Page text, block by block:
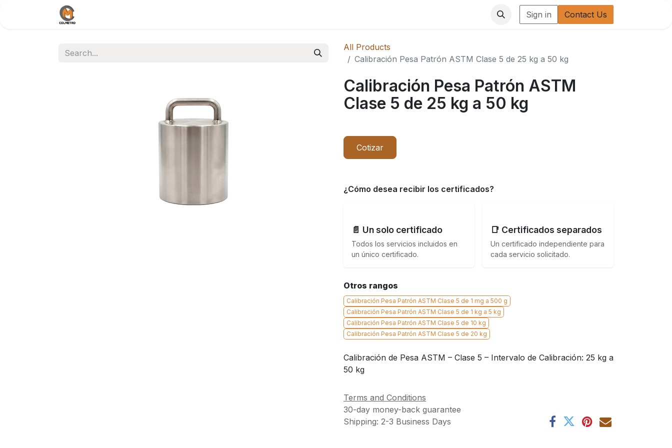
Sign in Contact Us
All Products
Calibración Pesa Patrón ASTM Clase 5 de 25 kg a 50 kg
Calibración Pesa Patrón ASTM
Clase 5 de 25 kg a 50 kg
Cotizar
¿Cómo desea recibir los certificados?
📄 Un solo certificado
Todos los servicios incluidos en
un único certificado.
📑 Certificados separados
Un certificado independiente para
cada servicio solicitado.
Otros rangos
Calibración Pesa Patrón ASTM Clase 5 de 1 mg a 500 g
Calibración Pesa Patrón ASTM Clase 5 de 1 kg a 5 kg
Calibración Pesa Patrón ASTM Clase 5 de 10 kg
Calibración Pesa Patrón ASTM Clase 5 de 20 kg
Calibración de Pesa ASTM – Clase 5 – Intervalo de Calibración: 25 kg a
50 kg
Terms and Conditions
30-day money-back guarantee
Shipping: 2-3 Business Days